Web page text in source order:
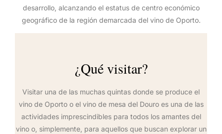
desarrollo, alcanzando el estatus de centro económico
geográfico de la región demarcada del vino de Oporto.
¿Qué visitar?
Visitar una de las muchas quintas donde se produce el
vino de Oporto o el vino de mesa del Douro es una de las
actividades imprescindibles para todos los amantes del
vino o, simplemente, para aquellos que buscan explorar un